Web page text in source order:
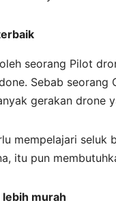
seorang Pilot
Sebab
gerakan drone
mempelajari seluk
itu pun
murah